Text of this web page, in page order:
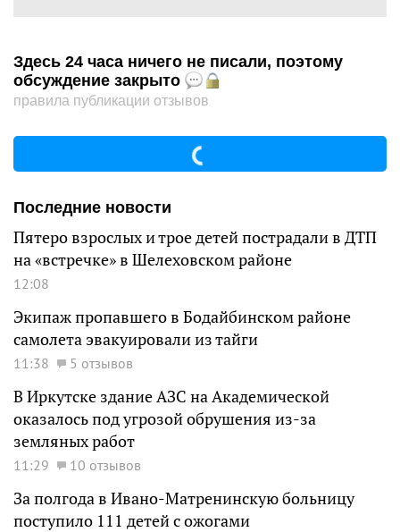
Здесь 24 часа ничего не писали, поэтому
обсуждение закрыто
правила публикации отзывов
Последние новости
Пятеро взрослых и трое детей пострадали в ДТП
на «встречке» в Шелеховском районе
12:08
Экипаж пропавшего в Бодайбинском районе
самолета эвакуировали из тайги
11:38 5 отзывов
В Иркутске здание АЗС на Академической
оказалось под угрозой обрушения из-за
земляных работ
11:29 10 отзывов
За полгода в Ивано-Матренинскую больницу
поступило 111 детей с ожогами